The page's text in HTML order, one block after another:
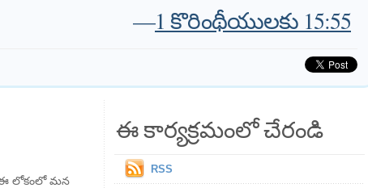
—1 కొరింథీయులకు 15:55
ఈ లోకంలో మన
ఈ కార్యక్రమంలో చేరండి
RSS